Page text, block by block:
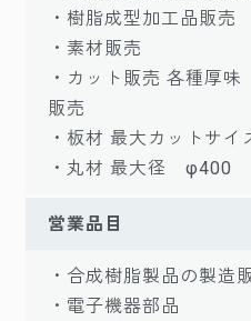
・樹脂成型加工品販売
・素材販売
・カット販売 各種厚
販売
・板材 最大カットサ
・丸材 最大径 φ400
営業品目
・合成樹脂製品の製造
・電子機器部品